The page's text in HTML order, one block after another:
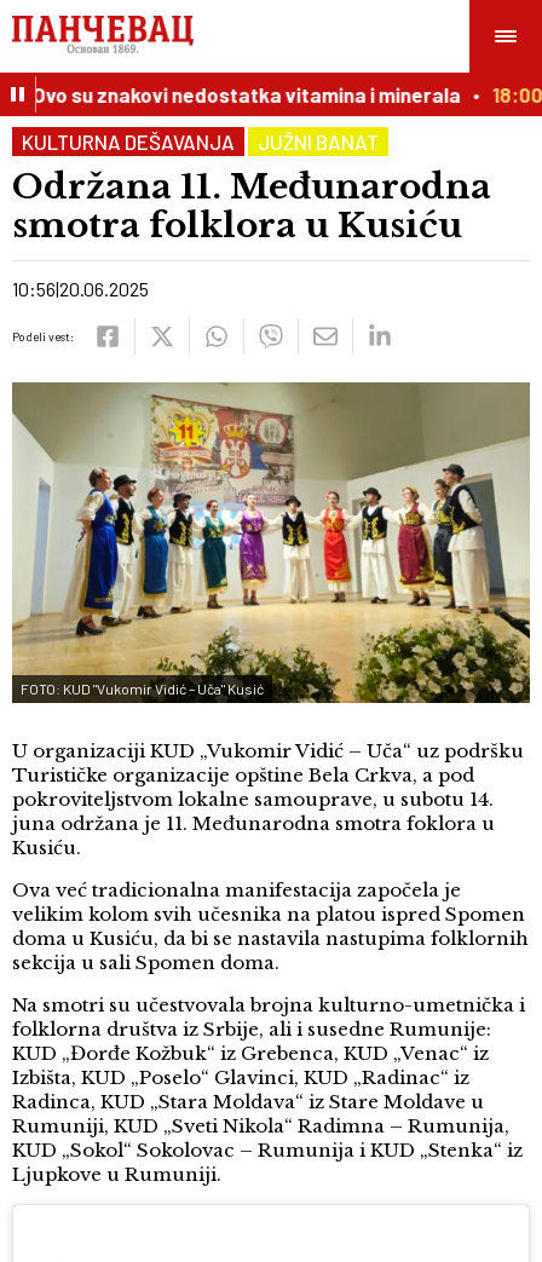
Ovo su znakovi nedostatka vitamina i minerala 18:00
KULTURNA DEŠAVANJA
JUŽNI BANAT
Održana 11. Međunarodna
smotra folklora u Kusiću
10:56 20.06.2025
Podeli vest:
FOTO: KUD "Vukomir Vidić – Uča" Kusić
U organizaciji KUD „Vukomir Vidić – Uča“ uz podršku
Turističke organizacije opštine Bela Crkva, a pod
pokroviteljstvom lokalne samouprave, u subotu 14.
juna održana je 11. Međunarodna smotra foklora u
Kusiću.
Ova već tradicionalna manifestacija započela je
velikim kolom svih učesnika na platou ispred Spomen
doma u Kusiću, da bi se nastavila nastupima folklornih
sekcija u sali Spomen doma.
Na smotri su učestvovala brojna kulturno-umetnička i
folklorna društva iz Srbije, ali i susedne Rumunije:
KUD „Đorđe Kožbuk“ iz Grebenca, KUD „Venac“ iz
Izbišta, KUD „Poselo“ Glavinci, KUD „Radinac“ iz
Radinca, KUD „Stara Moldava“ iz Stare Moldave u
Rumuniji, KUD „Sveti Nikola“ Radimna – Rumunija,
KUD „Sokol“ Sokolovac – Rumunija i KUD „Stenka“ iz
Ljupkove u Rumuniji.